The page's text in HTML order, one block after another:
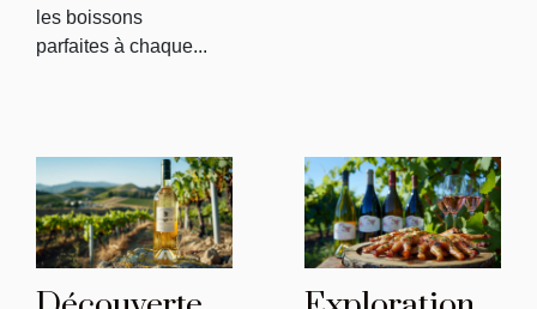
les boissons
parfaites à chaque...